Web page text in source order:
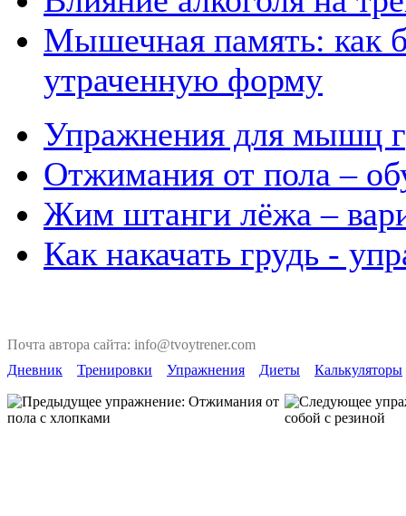
Мышечная память: как
утраченную форму
Упражнения для мышц
Отжимания от пола –
Жим штанги лёжа –
Как накачать грудь -
Почта автора сайта: info@tvoytrener.com
Дневник
Тренировки Упражнения Диеты Калькуляторы